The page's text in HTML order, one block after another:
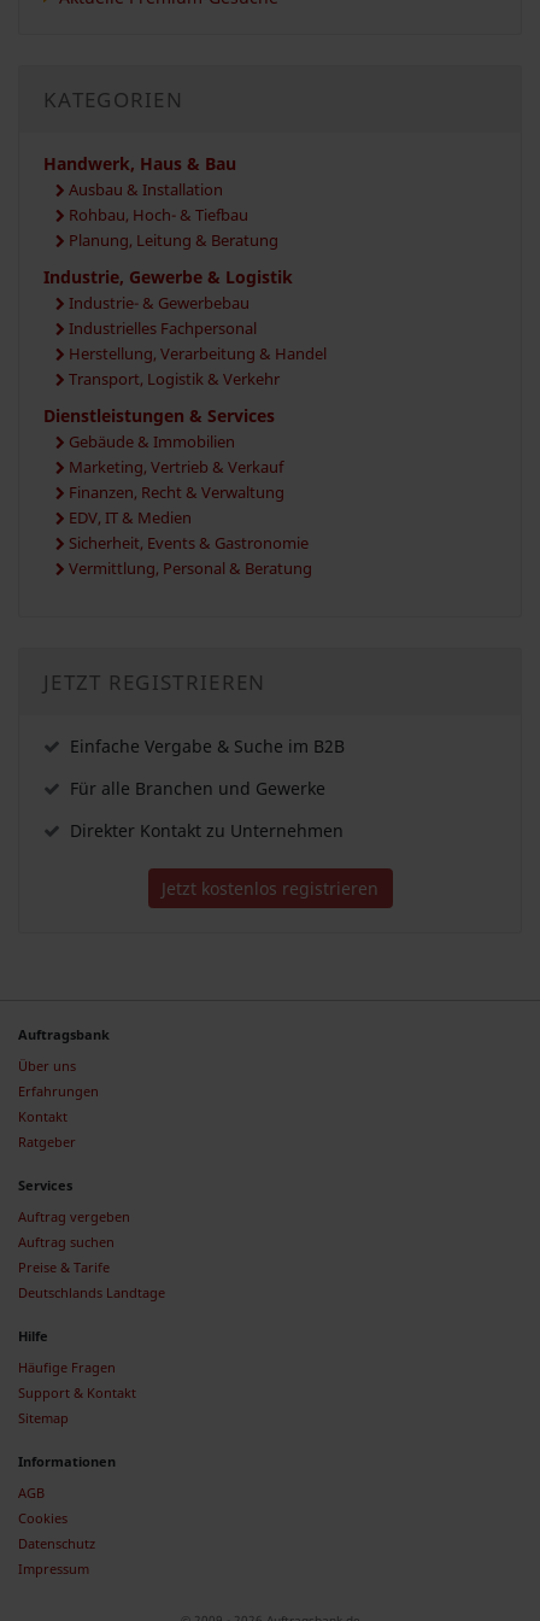
KATEGORIEN
Handwerk, Haus & Bau
Ausbau & Installation
Rohbau, Hoch- & Tiefbau
Planung, Leitung & Beratung
Industrie, Gewerbe & Logistik
Industrie- & Gewerbebau
Industrielles Fachpersonal
Herstellung, Verarbeitung & Handel
Transport, Logistik & Verkehr
Dienstleistungen & Services
Gebäude & Immobilien
Marketing, Vertrieb & Verkauf
Finanzen, Recht & Verwaltung
EDV, IT & Medien
Sicherheit, Events & Gastronomie
Vermittlung, Personal & Beratung
JETZT REGISTRIEREN
Einfache Vergabe & Suche im B2B
Für alle Branchen und Gewerke
Direkter Kontakt zu Unternehmen
Jetzt kostenlos registrieren
Auftragsbank
Über uns
Erfahrungen
Kontakt
Ratgeber
Services
Auftrag vergeben
Auftrag suchen
Preise & Tarife
Deutschlands Landtage
Hilfe
Häufige Fragen
Support & Kontakt
Sitemap
Informationen
AGB
Cookies
Datenschutz
Impressum